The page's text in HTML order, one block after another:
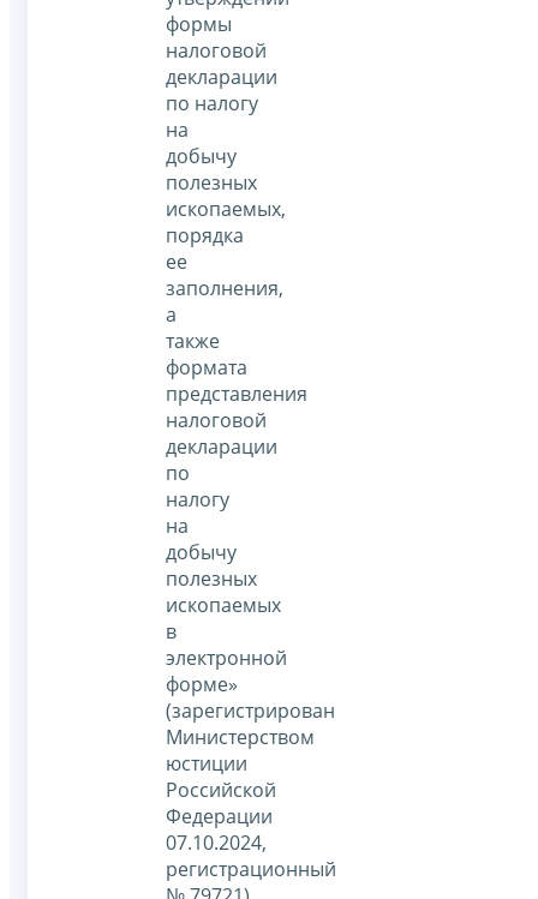
формы
налоговой
декларации
по налогу
на
добычу
полезных
ископаемых,
порядка
ее
заполнения,
а
также
формата
представления
налоговой
декларации
по
налогу
на
добычу
полезных
ископаемых
в
электронной
форме»
(зарегистрирован
Министерством
юстиции
Российской
Федерации
07.10.2024,
регистрационный